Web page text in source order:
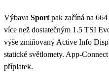
Výbava Sport pak začíná na
více než dostatečným 1.5 TSI
výše zmiňovaný Active Info
statické světlomety. App-
příplatek.